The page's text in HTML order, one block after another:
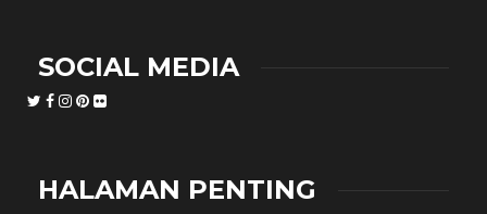
SOCIAL MEDIA
HALAMAN PENTING